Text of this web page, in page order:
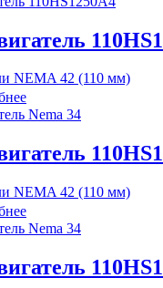
NEMA 42 (110 мм)
NEMA 42 (110 мм)